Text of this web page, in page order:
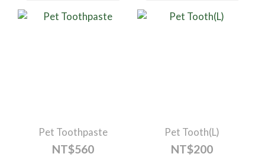
Pet Toothpaste
NT$560
Pet Tooth(L)
NT$200